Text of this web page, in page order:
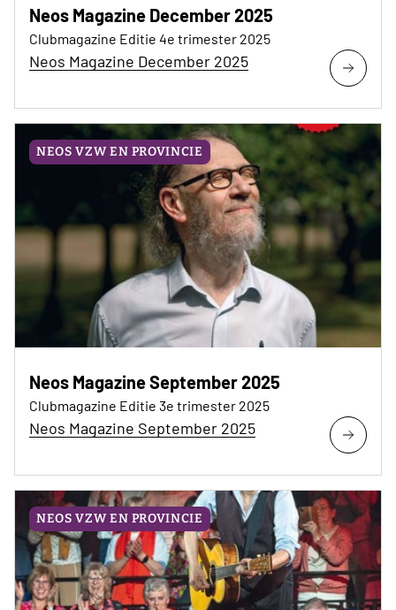
Neos Magazine December 2025
Clubmagazine Editie 4e trimester 2025
Neos Magazine December 2025
NEOS VZW EN PROVINCIE
Neos Magazine September 2025
Clubmagazine Editie 3e trimester 2025
Neos Magazine September 2025
NEOS VZW EN PROVINCIE